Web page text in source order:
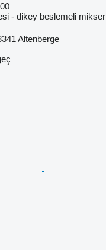
- dikey beslemeli mikser
Altenberge